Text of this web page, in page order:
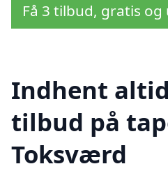
Få 3 tilbud, gratis
Indhent
tilbud på
Toksværd